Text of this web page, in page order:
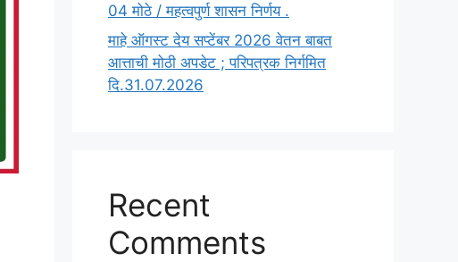
04 मोठे / महत्वपुर्ण शासन निर्णय .
माहे ऑगस्ट देय सप्टेंबर 2026 वेतन बाबत
आत्ताची मोठी अपडेट ; परिपत्रक निर्गमित
दि.31.07.2026
Recent
Comments